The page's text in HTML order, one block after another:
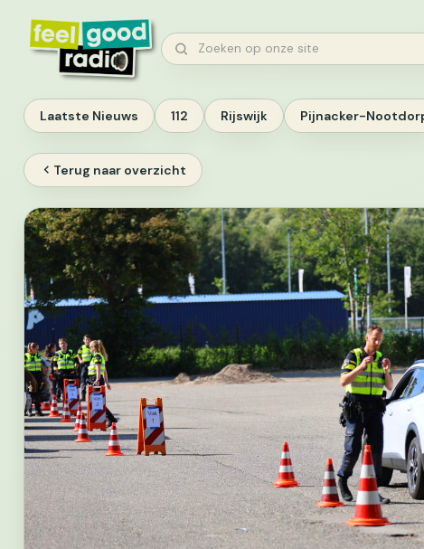
inhoud
Zoeken
Laatste Nieuws 112 Rijswijk Pijnacker-
Terug naar overzicht